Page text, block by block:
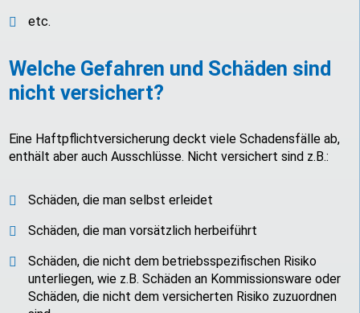
etc.
Welche Gefahren und Schäden sind
nicht versichert?
Eine Haftpflichtversicherung deckt viele Schadensfälle ab,
enthält aber auch Ausschlüsse. Nicht versichert sind z.B.:
Schäden, die man selbst erleidet
Schäden, die man vorsätzlich herbeiführt
Schäden, die nicht dem betriebsspezifischen Risiko
unterliegen, wie z.B. Schäden an Kommissionsware oder
Schäden, die nicht dem versicherten Risiko zuzuordnen